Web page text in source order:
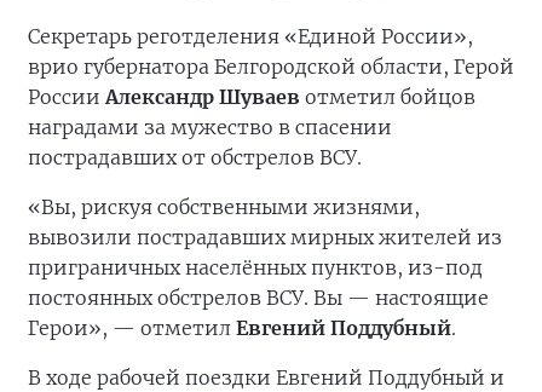
Секретарь реготделения «Единой России»,
врио губернатора Белгородской области, Герой
РоссииАлександр Шуваев отметил бойцов
наградами за мужество в спасении
пострадавших от обстрелов ВСУ.
«Вы, рискуя собственными жизнями,
вывозили пострадавших мирных жителей из
приграничных населённых пунктов, из-под
постоянных обстрелов ВСУ. Вы — настоящие
Герои», — отметил Евгений Поддубный.
В ходе рабочей поездки Евгений Поддубный и